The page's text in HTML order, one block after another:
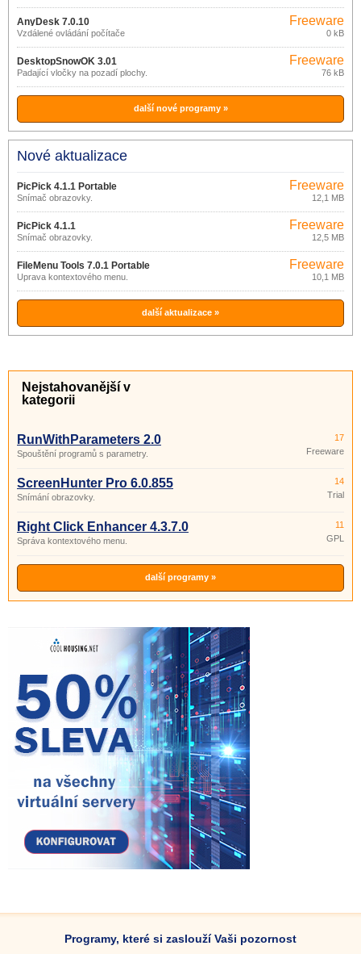
AnyDesk 7.0.10
Vzdálené ovládání počítače
Freeware
0 kB
DesktopSnowOK 3.01
Padající vločky na pozadí plochy.
Freeware
76 kB
další nové programy »
Nové aktualizace
PicPick 4.1.1 Portable
Snímač obrazovky.
Freeware
12,1 MB
PicPick 4.1.1
Snímač obrazovky.
Freeware
12,5 MB
FileMenu Tools 7.0.1 Portable
Úprava kontextového menu.
Freeware
10,1 MB
další aktualizace »
Nejstahovanější v
kategorii
RunWithParameters 2.0
Spouštění programů s parametry.
17
Freeware
ScreenHunter Pro 6.0.855
Snímání obrazovky.
14
Trial
Right Click Enhancer 4.3.7.0
Správa kontextového menu.
11
GPL
další programy »
Programy, které si zaslouží Vaši pozornost